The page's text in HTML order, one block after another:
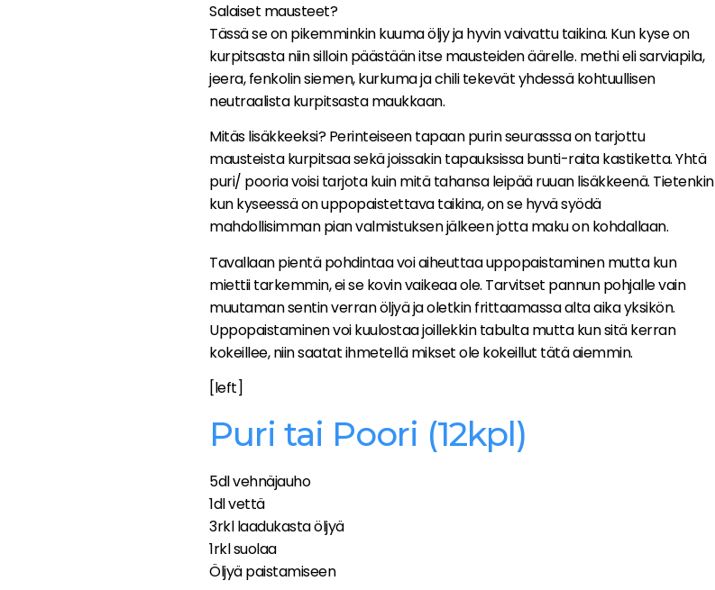
Salaiset mausteet?
Tässä se on pikemminkin kuuma öljy ja hyvin vaivattu taikina. Kun kyse on
kurpitsasta niin silloin päästään itse mausteiden äärelle. methi eli sarviapila,
jeera, fenkolin siemen, kurkuma ja chili tekevät yhdessä kohtuullisen
neutraalista kurpitsasta maukkaan.
Mitäs lisäkkeeksi? Perinteiseen tapaan purin seurasssa on tarjottu
mausteista kurpitsaa sekä joissakin tapauksissa bunti-raita kastiketta. Yhtä
puri/ pooria voisi tarjota kuin mitä tahansa leipää ruuan lisäkkeenä. Tietenkin
kun kyseessä on uppopaistettava taikina, on se hyvä syödä
mahdollisimman pian valmistuksen jälkeen jotta maku on kohdallaan.
Tavallaan pientä pohdintaa voi aiheuttaa uppopaistaminen mutta kun
miettii tarkemmin, ei se kovin vaikeaa ole. Tarvitset pannun pohjalle vain
muutaman sentin verran öljyä ja oletkin frittaamassa alta aika yksikön.
Uppopaistaminen voi kuulostaa joillekkin tabulta mutta kun sitä kerran
kokeillee, niin saatat ihmetellä mikset ole kokeillut tätä aiemmin.
[left]
Puri tai Poori (12kpl)
5dl vehnäjauho
1dl vettä
3rkl laadukasta öljyä
1rkl suolaa
Öljyä paistamiseen